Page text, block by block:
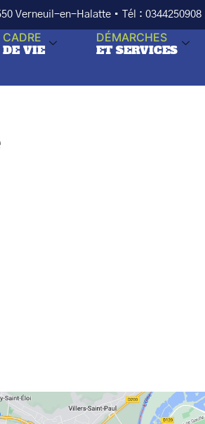
Verneuil-en-Halatte • Tél :
CADRE
DE VIE
DÉMARCHES
ET SERVICES